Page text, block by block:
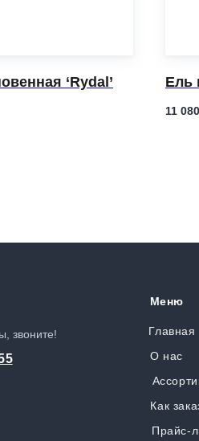
‘Rydal’ Ель
11 080
звоните! Главная
Меню
О нас
Как
Прайс-